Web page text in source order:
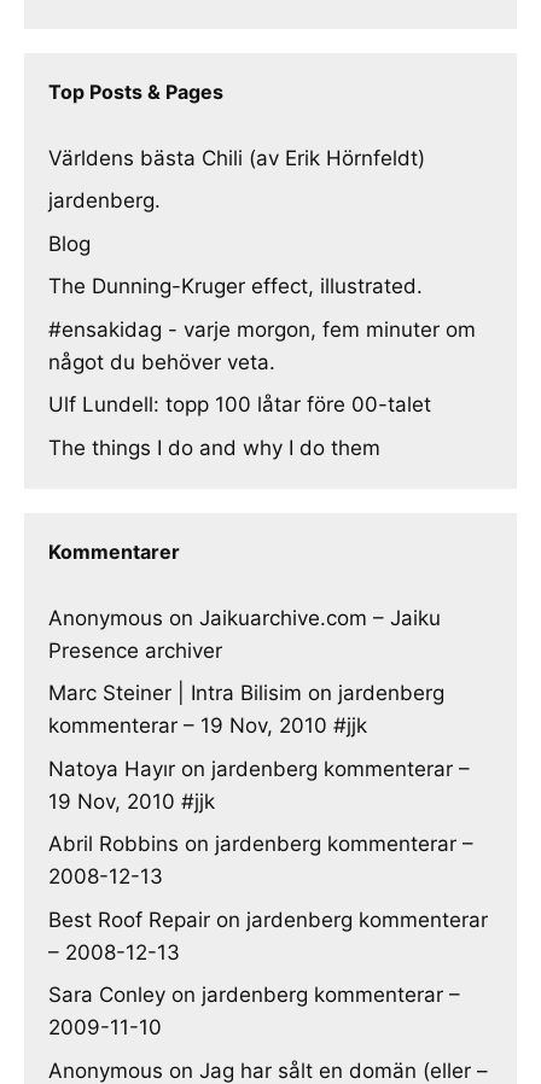
Top Posts & Pages
Världens bästa Chili (av Erik Hörnfeldt)
jardenberg.
Blog
The Dunning-Kruger effect, illustrated.
#ensakidag - varje morgon, fem minuter om
något du behöver veta.
Ulf Lundell: topp 100 låtar före 00-talet
The things I do and why I do them
Kommentarer
Anonymous on Jaikuarchive.com – Jaiku
Presence archiver
Marc Steiner | Intra Bilisim on jardenberg
kommenterar – 19 Nov, 2010 #jjk
Natoya Hayır on jardenberg kommenterar –
19 Nov, 2010 #jjk
Abril Robbins on jardenberg kommenterar –
2008-12-13
Best Roof Repair on jardenberg kommenterar
– 2008-12-13
Sara Conley on jardenberg kommenterar –
2009-11-10
Anonymous on Jag har sålt en domän (eller –